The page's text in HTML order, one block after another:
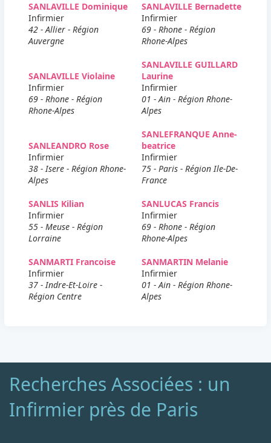
SANLAVILLE Dominique
Infirmier
42 - Allier - Région
Auvergne
SANLAVILLE Bernadette
Infirmier
69 - Rhone - Région
Rhone-Alpes
SANLAVILLE Violaine
Infirmier
69 - Rhone - Région
Rhone-Alpes
SANLAVILLE GUILLARD
Laurine
Infirmier
01 - Ain - Région Rhone-
Alpes
SANLEANDRO Rose
Infirmier
38 - Isere - Région Rhone-
Alpes
SANLEFRANQUE Anne-
beatrice
Infirmier
75 - Paris - Région Ile-De-
France
SANLIS Kilian
Infirmier
55 - Meuse - Région
Lorraine
SANLUCAS Francis
Infirmier
69 - Rhone - Région
Rhone-Alpes
SANMARTI Francoise
Infirmier
37 - Indre-Et-Loire -
Région Centre
SANMARTIN Melanie
Infirmier
01 - Ain - Région Rhone-
Alpes
Recherches Associées : un
Infirmier près de Paris